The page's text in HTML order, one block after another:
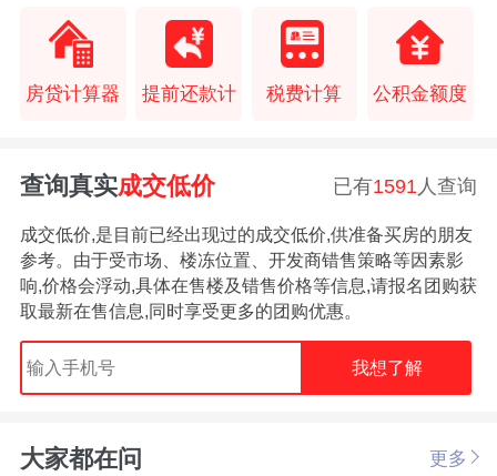
房贷计算器 提前还款计 税费计算 公积金额度
查询真实成交低价 已有1591 人查询
成交低价,是目前已经出现过的成交低价,供准备买房的朋友
参考。由于受市场、楼冻位置、开发商错售策略等因素影
响,价格会浮动,具体在售楼及错售价格等信息,请报名团购获
取最新在售信息,同时享受更多的团购优惠。
我想了解
大家都在问 更多